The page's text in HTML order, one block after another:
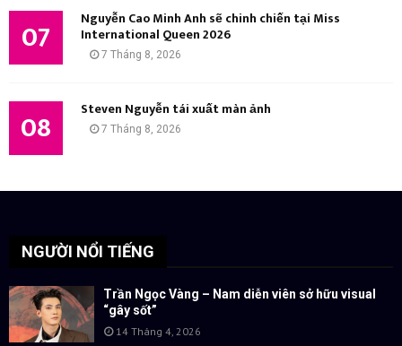
07 Nguyễn Cao Minh Anh sẽ chinh chiến tại Miss
International Queen 2026
7 Tháng 8, 2026
08 Steven Nguyễn tái xuất màn ảnh
7 Tháng 8, 2026
NGƯỜI NỔI TIẾNG
Trần Ngọc Vàng – Nam diễn viên sở hữu visual
“gây sốt”
14 Tháng 4, 2026